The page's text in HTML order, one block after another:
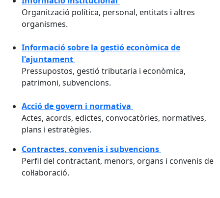
Organització política, personal, entitats i altres
organismes.
Informació sobre la gestió econòmica de
l'ajuntament
Pressupostos, gestió tributaria i econòmica,
patrimoni, subvencions.
Acció de govern i normativa
Actes, acords, edictes, convocatòries, normatives,
plans i estratègies.
Contractes, convenis i subvencions
Perfil del contractant, menors, organs i convenis de
col·laboració.